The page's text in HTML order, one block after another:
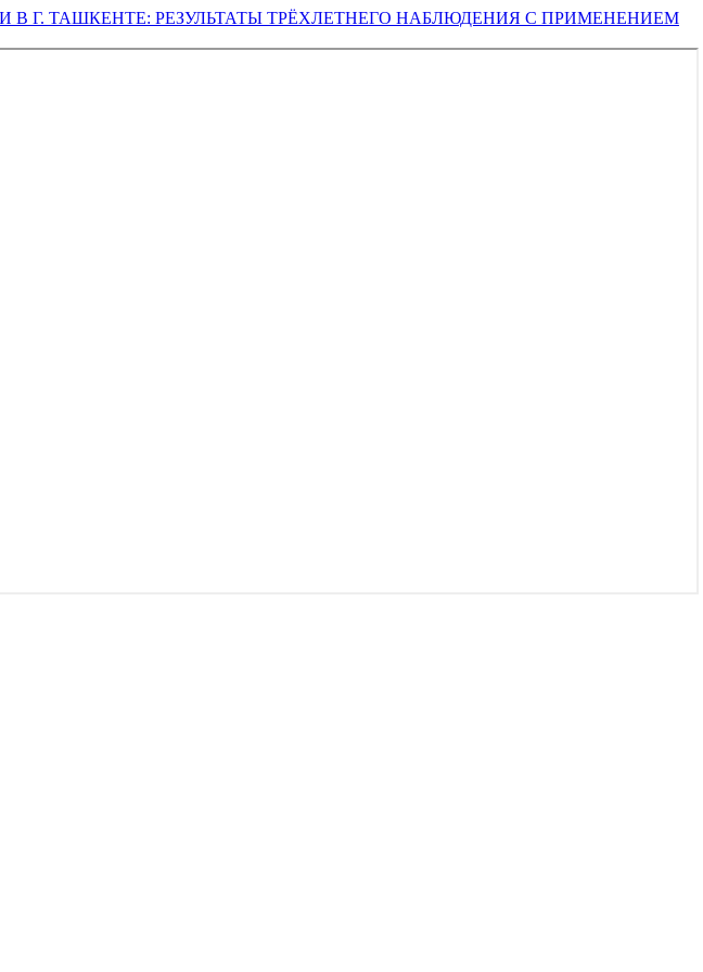
Г. ТАШКЕНТЕ: РЕЗУЛЬТАТЫ ТРЁХЛЕТНЕГО НАБЛЮДЕНИЯ С ПРИМЕНЕНИЕМ